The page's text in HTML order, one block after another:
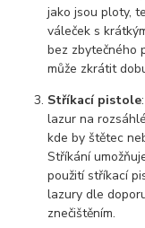
jako jsou ploty,
váleček s
bez zbytečného
může zkrátit
Stříkací pistole
lazur na
kde by štětec
Stříkání
použití stříkací
lazury dle
znečištěním.